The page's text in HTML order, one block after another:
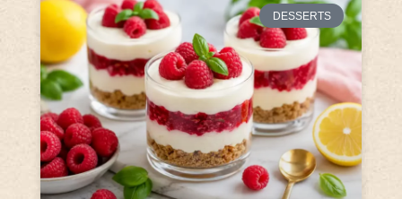
DESSERTS